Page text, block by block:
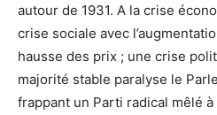
autour de 1931. A la crise
crise sociale avec
hausse des prix ; une crise
majorité stable paralyse le
frappant un Parti radical mêlé